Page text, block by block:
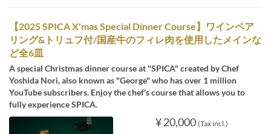
【2025 SPICA X'mas Special Dinner Course】ワインペア
リング&トリュフ付/国産牛のフィレ肉を使用したメインな
ど全6皿
A special Christmas dinner course at "SPICA" created by Chef
Yoshida Nori, also known as "George" who has over 1 million
YouTube subscribers. Enjoy the chef's course that allows you to
fully experience SPICA.
¥ 20,000 (Tax incl.)